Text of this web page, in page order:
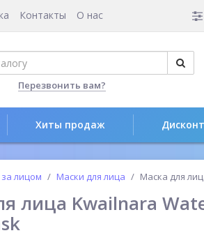
Контакты О нас
Перезвонить вам?
Хиты продаж
лицом Маски для лица Маска для
лица Kwailnara